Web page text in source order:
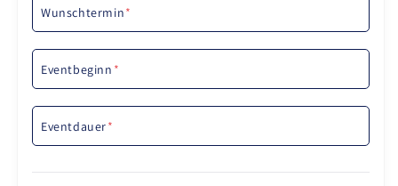
Wunschtermin*
Eventbeginn *
Eventdauer*